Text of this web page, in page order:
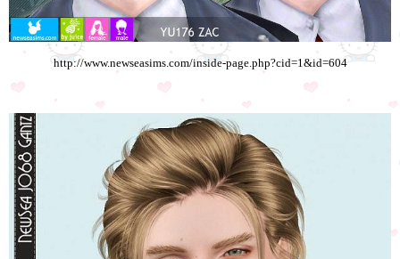
http://www.newseasims.com/inside-page.php?cid=1&id=604